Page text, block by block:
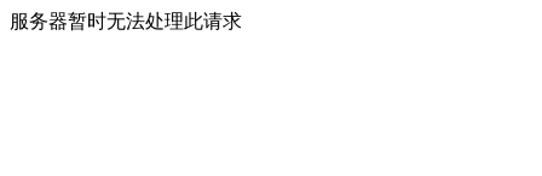
服务器暂时无法处理此请求